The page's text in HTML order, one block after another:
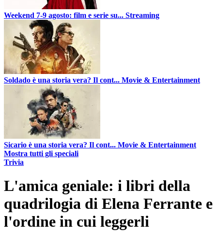
Weekend 7-9 agosto: film e serie su... Streaming
Soldado è una storia vera? Il cont... Movie & Entertainment
Sicario è una storia vera? Il cont... Movie & Entertainment
Mostra tutti gli speciali
Trivia
L'amica geniale: i libri della
quadrilogia di Elena Ferrante e
l'ordine in cui leggerli